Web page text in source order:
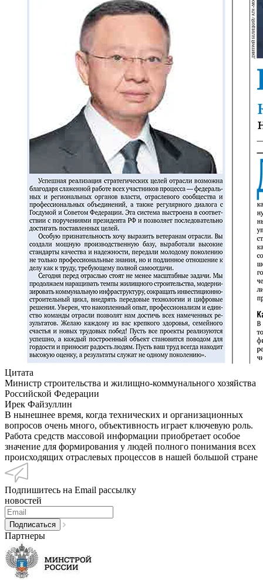
Цитата
Министр строительства и жилищно-коммунального хозяйства
Российской Федерации
Ирек Файзуллин
В нынешнее время, когда технических и организационных
вопросов очень много, объективность играет ключевую роль.
Работа средств массовой информации приобретает особое
значение для формирования у людей полного понимания всех
происходящих отраслевых процессов в нашей большой стране
Подпишитесь на Email рассылку
новостей
Партнеры